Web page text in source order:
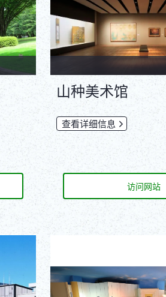
山种美术馆
查看详细信息
访问网站